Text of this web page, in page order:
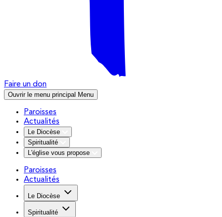
Faire un don
Ouvrir le menu principal Menu
Paroisses
Actualités
Le Diocèse
Spiritualité
L'église vous propose
Paroisses
Actualités
Le Diocèse
Spiritualité